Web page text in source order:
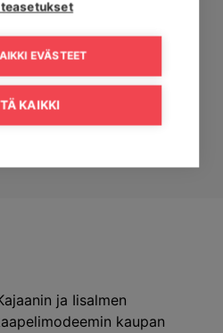
ja Iisalmen
kaupan
EVÄSTEET
KAIKKI